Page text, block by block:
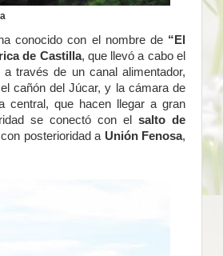
conocido con el nombre de “El
de Castilla, que llevó a cabo el
través de un canal alimentador,
cañón del Júcar, y la cámara de
central, que hacen llegar a gran
se conectó con el salto de
posterioridad a Unión Fenosa,